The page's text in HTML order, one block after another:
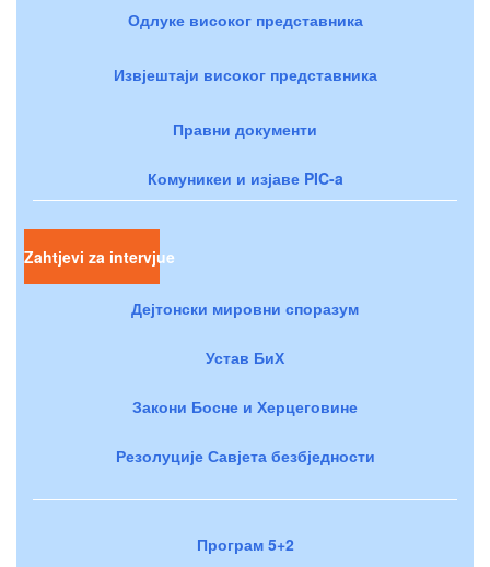
Одлуке високог представника
Извјештаји високог представника
Правни документи
Комуникеи и изјаве PIC-a
Zahtjevi za intervjue
Дејтонски мировни споразум
Устав БиХ
Закони Босне и Херцеговине
Резолуције Савјета безбједности
Програм 5+2